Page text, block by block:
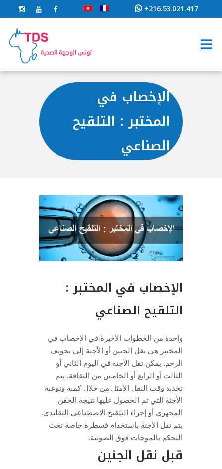
+216.53.021.417
الإخصاب في
المختبر : التلقيح
الصناعي
الإخصاب في المختبر :
التلقيح الصناعي
واحدة من الخطوات الأخيرة في الإخصاب في
المختبر هي نقل الجنين أو الأجنة إلى تجويف
الرحم. يمكن نقل الأجنة في اليوم الثاني أو
الثالث أو الرابع أو الخامس من الثقافة. يتم
تحديد وقت النقل الأمثل من خلال كمية ونوعية
الأجنة التي تم الحصول عليها نتيجة الحقن
المجهري أو إجراء التلقيح الاصطناعي التقليدي.
يتم نقل الأجنة باستخدام قسطرة خاصة تحت
التحكم بالموجات فوق الصوتية.
قبل نقل الجنين